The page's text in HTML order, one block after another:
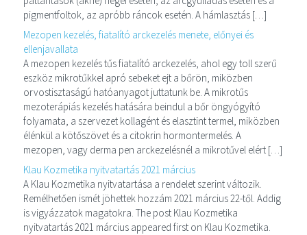
pigmentfoltok, az apróbb ráncok esetén. A hámlasztás […]
Mezopen kezelés, fiatalító arckezelés menete, előnyei és
ellenjavallata
A mezopen kezelés tűs fiatalító arckezelés, ahol egy toll szerű
eszköz mikrotűkkel apró sebeket ejt a bőrön, miközben
orvostisztaságú hatóanyagot juttatunk be. A mikrotűs
mezoterápiás kezelés hatására beindul a bőr öngyógyító
folyamata, a szervezet kollagént és elasztint termel, miközben
élénkül a kötőszövet és a citokrin hormontermelés. A
mezopen, vagy derma pen arckezelésnél a mikrotűvel elért […]
Klau Kozmetika nyitvatartás 2021 március
A Klau Kozmetika nyitvatartása a rendelet szerint változik.
Remélhetően ismét jöhettek hozzám 2021 március 22-től. Addig
is vigyázzatok magatokra. The post Klau Kozmetika
nyitvatartás 2021 március appeared first on Klau Kozmetika.